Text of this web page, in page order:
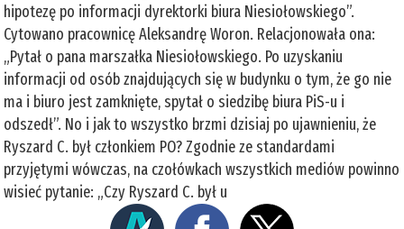
hipotezę po informacji dyrektorki biura Niesiołowskiego”.
Cytowano pracownicę Aleksandrę Woron. Relacjonowała ona:
„Pytał o pana marszałka Niesiołowskiego. Po uzyskaniu
informacji od osób znajdujących się w budynku o tym, że go nie
ma i biuro jest zamknięte, spytał o siedzibę biura PiS-u i
odszedł”. No i jak to wszystko brzmi dzisiaj po ujawnieniu, że
Ryszard C. był członkiem PO? Zgodnie ze standardami
przyjętymi wówczas, na czołówkach wszystkich mediów powinno
wisieć pytanie: „Czy Ryszard C. był u